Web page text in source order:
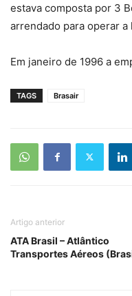
estava composta por 3
arrendado para operar a
Em janeiro de 1996 a
TAGS Brasair
Artigo anterior
ATA Brasil – Atlântico
Transportes Aéreos